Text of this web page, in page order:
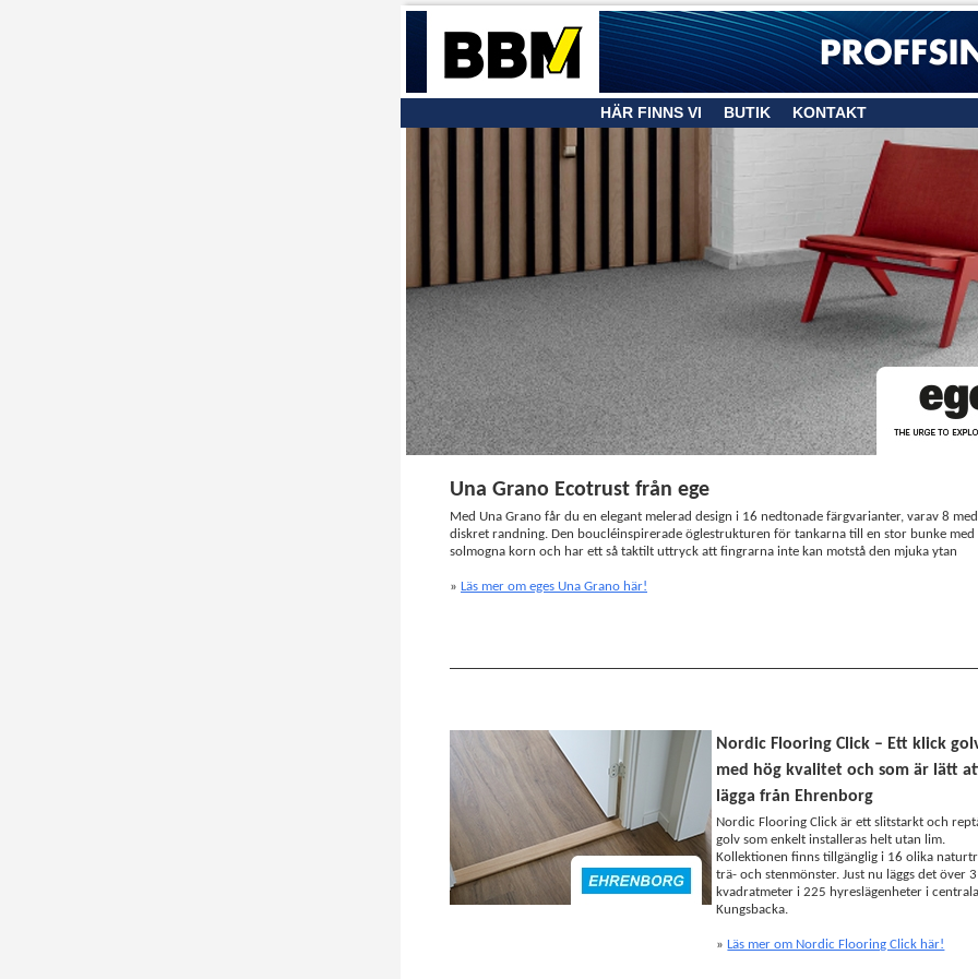
HÄR FINNS VI BUTIK KONTAKT
Una Grano Ecotrust från ege
Med Una Grano får du en elegant melerad design i 16 nedtonade färgvarianter, varav 8
diskret randning. Den boucléinspirerade öglestrukturen för tankarna till en stor bunke med
solmogna korn och har ett så taktilt uttryck att fingrarna inte kan motstå den mjuka ytan
» Läs mer om eges Una Grano här!
Nordic Flooring Click – Ett klick
med hög kvalitet och som är lätt
lägga från Ehrenborg
Nordic Flooring Click är ett slitstarkt och
golv som enkelt installeras helt utan lim.
Kollektionen finns tillgänglig i 16 olika
trä- och stenmönster. Just nu läggs det över
kvadratmeter i 225 hyreslägenheter i
Kungsbacka.
»Läs mer om Nordic Flooring Click här!